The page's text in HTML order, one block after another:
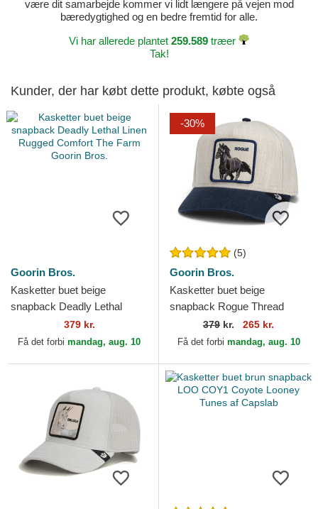
være dit samarbejde kommer vi lidt længere på vejen mod
bæredygtighed og en bedre fremtid for alle.
Vi har allerede plantet 259.589 træer
Tak!
Kunder, der har købt dette produkt, købte også
Goorin Bros.
Kasketter buet beige
snapback Deadly Lethal
Linen Rugged Comfort The
Farm Goorin Bros.
379 kr.
Få det forbi mandag, aug. 10
-30%
(5)
Goorin Bros.
Kasketter buet beige
snapback Rogue Thread
Rebel Rugged Comfort The
Farm Goorin Bros.
379 kr. 265 kr.
Få det forbi mandag, aug. 10